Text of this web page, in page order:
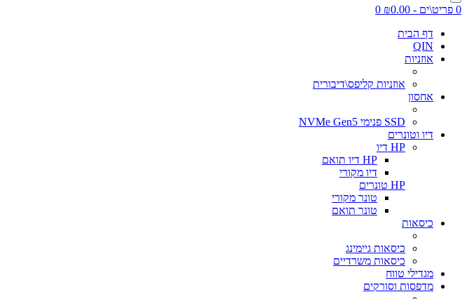
0 פריט\ים - ₪0.00
0
דף הבית
QIN
אוזניות
אוזניות קליפס\דיבורית
אחסון
SSD פנימי NVMe Gen5
דיו וטונרים
HP דיו
HP דיו תואם
דיו מקורי
HP טונרים
טונר מקורי
טונר תואם
כיסאות
כיסאות גיימינג
כיסאות משרדיים
מגדילי טווח
מדפסות וסורקים